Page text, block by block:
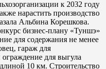
к 2032 году
нарастить производство
Альбина Корешкова.
бизнес-плану «Туншэ»
для содержания не менее
гараж для
ограждение для выгула
10 км. Строительство